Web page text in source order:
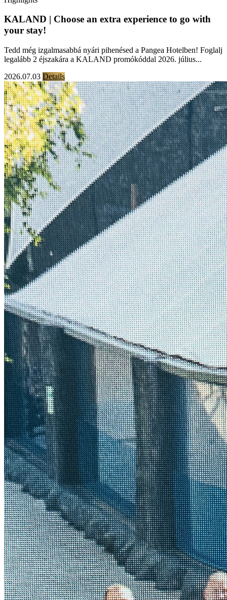
KALAND | Choose an extra experience to go with
your stay!
Tedd még izgalmasabbá nyári pihenésed a Pangea Hotelben! Foglalj
legalább 2 éjszakára a KALAND promókóddal 2026. július...
2026.07.03 Details